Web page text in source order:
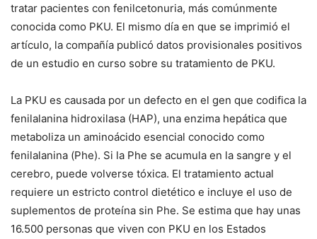
tratar pacientes con fenilcetonuria, más comúnmente
conocida como PKU. El mismo día en que se imprimió el
artículo, la compañía publicó datos provisionales positivos
de un estudio en curso sobre su tratamiento de PKU.
La PKU es causada por un defecto en el gen que codifica la
fenilalanina hidroxilasa (HAP), una enzima hepática que
metaboliza un aminoácido esencial conocido como
fenilalanina (Phe). Si la Phe se acumula en la sangre y el
cerebro, puede volverse tóxica. El tratamiento actual
requiere un estricto control dietético e incluye el uso de
suplementos de proteína sin Phe. Se estima que hay unas
16.500 personas que viven con PKU en los Estados